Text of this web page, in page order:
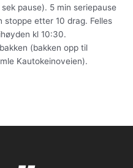
pause). 5 min seriepause
stoppe etter 10 drag. Felles
kl 10:30.
(bakken opp til
Kautokeinoveien).